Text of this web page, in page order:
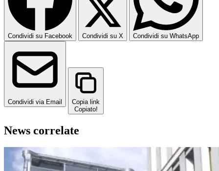
Condividi su Facebook Condividi su X Condividi su WhatsApp
Condividi via Email
Copia link
Copiato!
News correlate